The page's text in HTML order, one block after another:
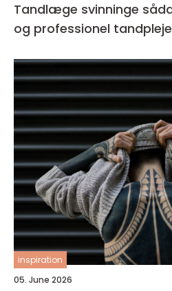
Tandlæge svinninge sådan vælger du tryg
og professionel tandpleje
inspiration
05. June 2026